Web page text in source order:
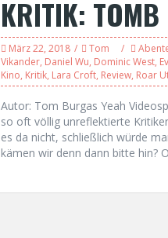
KRITIK: TOMB
März 22, 2018 Tom
Vikander, Daniel Wu, Dominic West,
Kino, Kritik, Lara Croft, Review, Roar
Autor: Tom Burgas Yeah
so oft völlig unreflektierte
es da nicht, schließlich würde
kämen wir denn dann bitte hin?